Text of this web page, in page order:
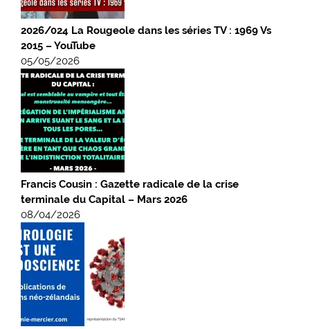
2026/024 La Rougeole dans les séries TV : 1969 Vs
2015 – YouTube
05/05/2026
Francis Cousin : Gazette radicale de la crise
terminale du Capital – Mars 2026
08/04/2026